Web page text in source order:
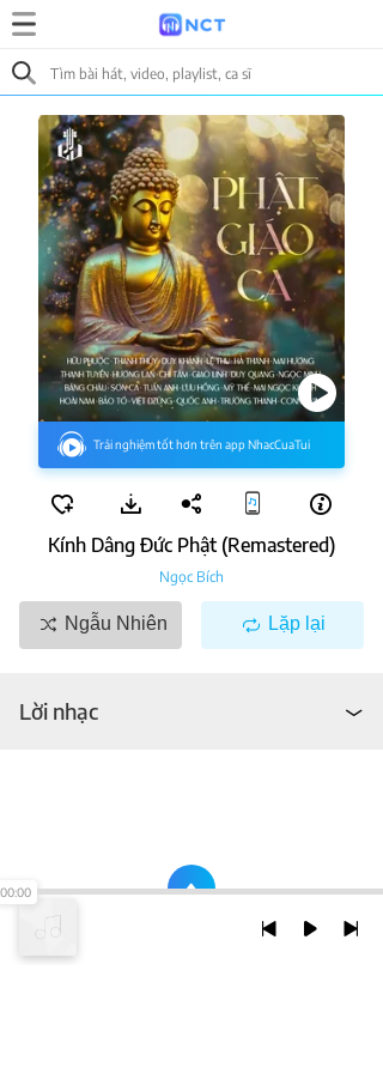
Trải nghiệm tốt hơn trên app NhacCuaTui
Kính Dâng Đức Phật (Remastered)
Ngọc Bích
Ngẫu Nhiên Lặp lại
Lời nhạc
00:00